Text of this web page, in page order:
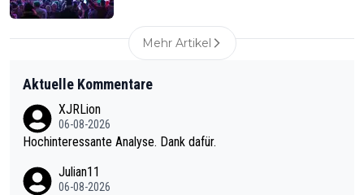
Mehr Artikel
Aktuelle Kommentare
XJRLion
06-08-2026
Hochinteressante Analyse. Dank dafür.
Julian11
06-08-2026